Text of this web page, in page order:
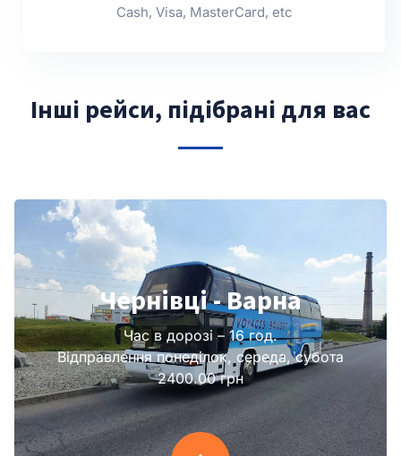
Cash, Visa, MasterCard, etc
Інші рейси, підібрані для вас
Чернівці - Варна
Час в дорозі – 16 год.
Відправлення понеділок, середа, субота
2400.00 грн